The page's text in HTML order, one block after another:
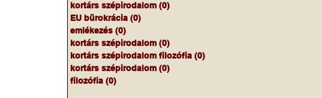
kortárs szépirodalom (0)
EU bürokrácia (0)
emlékezés (0)
kortárs szépirodalom (0)
kortárs szépirodalom filozófia (0)
kortárs szépirodalom (0)
filozófia (0)